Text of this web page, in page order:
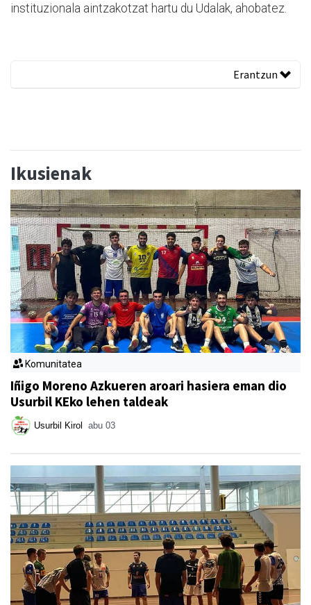
instituzionala aintzakotzat hartu du Udalak, ahobatez.
Erantzun
Ikusienak
Komunitatea
Iñigo Moreno Azkueren aroari hasiera eman dio
Usurbil KEko lehen taldeak
Usurbil Kirol abu 03